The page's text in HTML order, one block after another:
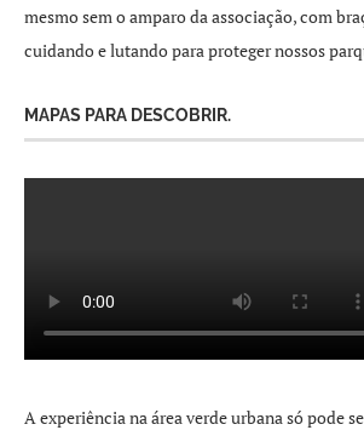
mesmo sem o amparo da associação, com
cuidando e lutando para proteger nossos
MAPAS PARA DESCOBRIR.
A experiência na área verde urbana só pode